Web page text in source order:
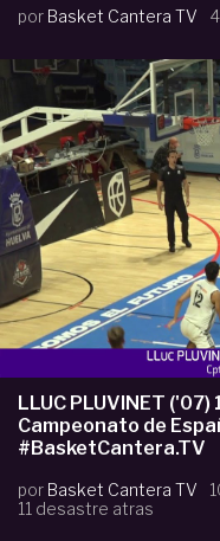
por Basket Cantera TV
LLUC PLUVINET
Campeonato de
#BasketCantera.TV
por Basket Cantera TV
11 desastre atras